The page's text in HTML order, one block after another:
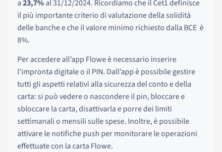
a23,7%al 31/12/2024. Ricordiamo che il Cet1 definisce
il più importante criterio di valutazione della solidità
delle banche e che il valore minimo richiesto dalla BCE è
8%.
Per accedere all’app Flowe è necessario inserire
l’impronta digitale o il PIN. Dall’app è possibile gestire
tutti gli aspetti relativi alla sicurezza del conto e della
carta: si può vedere o nascondere il pin, bloccare e
sbloccare la carta, disattivarla e porre dei limiti
settimanali o mensili sulle spese. Inoltre, è possibile
attivare le notifiche push per monitorare le operazioni
effettuate con la carta Flowe.